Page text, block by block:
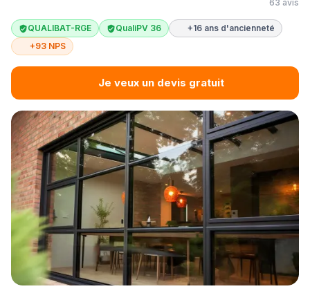
63 avis
QUALIBAT-RGE QualiPV 36
+16 ans d'ancienneté
+93 NPS
Je veux un devis gratuit